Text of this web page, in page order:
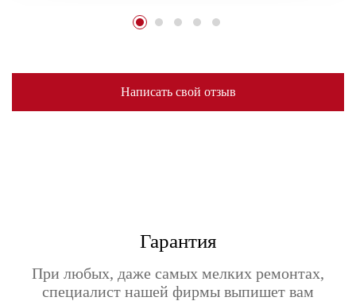
Написать свой отзыв
Гарантия
При любых, даже самых мелких ремонтах,
специалист нашей фирмы выпишет вам